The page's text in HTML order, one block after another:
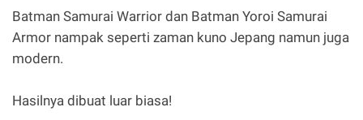
Batman Samurai Warrior dan Batman Yoroi Samurai
Armor nampak seperti zaman kuno Jepang namun juga
modern.
Hasilnya dibuat luar biasa!